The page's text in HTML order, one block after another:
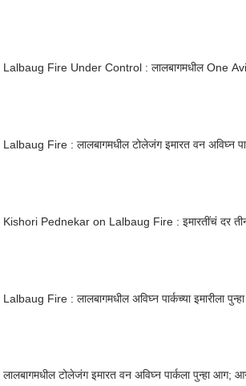
Lalbaug Fire Under Control : लालबागमधील One
Lalbaug Fire : लालबागमधील टोलेजंग इमारत वन अविघ्न
Kishori Pednekar on Lalbaug Fire : इमारतींचं दर
Lalbaug Fire : लालबागमधील अविघ्न पार्कच्या इमारीला
लालबागमधील टोलेजंग इमारत वन अविघ्न पार्कला पुन्हा आग;